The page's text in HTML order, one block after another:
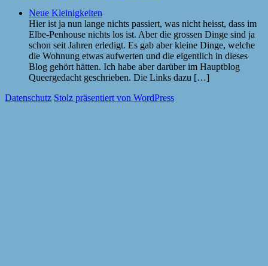
Neue Kleinigkeiten
Hier ist ja nun lange nichts passiert, was nicht heisst, dass im
Elbe-Penhouse nichts los ist. Aber die grossen Dinge sind ja
schon seit Jahren erledigt. Es gab aber kleine Dinge, welche
die Wohnung etwas aufwerten und die eigentlich in dieses
Blog gehört hätten. Ich habe aber darüber im Hauptblog
Queergedacht geschrieben. Die Links dazu […]
Datenschutz Stolz präsentiert von WordPress